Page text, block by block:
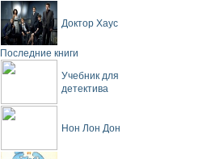
Доктор Хаус
Последние книги
Учебник для
детектива
Нон Лон Дон